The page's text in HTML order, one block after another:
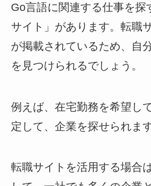
Go言語に関連する仕事を
サイト」があります。転職
が掲載されているため、自
を見つけられるでしょう。
例えば、在宅勤務を希望し
定して、企業を探せられます
転職サイトを活用する場合